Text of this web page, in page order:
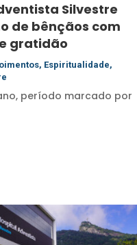
Silvestre
de bênçãos com
gratidão
, Espiritualidade,
período marcado por